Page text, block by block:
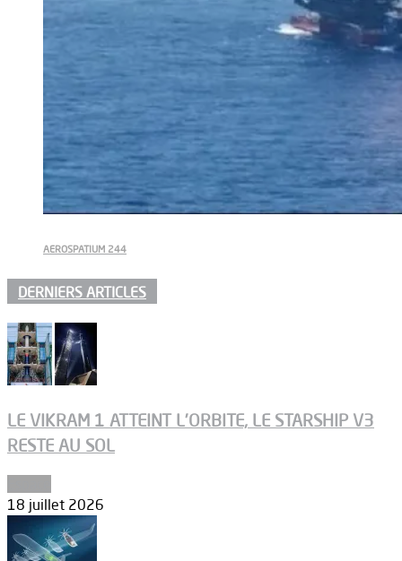
AEROSPATIUM 244
DERNIERS ARTICLES
LE VIKRAM 1 ATTEINT L’ORBITE, LE STARSHIP V3
RESTE AU SOL
18 juillet 2026